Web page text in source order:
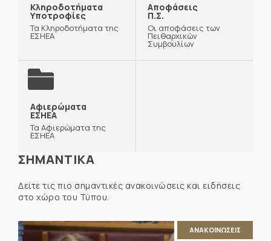
Κληροδοτήματα
Υποτροφίες
Τα Κληροδοτήματα της
ΕΣΗΕΑ
Αποφάσεις
Π.Σ.
Οι αποφάσεις των
Πειθαρχικών
Συμβουλίων
Αφιερώματα
ΕΣΗΕΑ
Τα Αφιερώματα της
ΕΣΗΕΑ
ΣΗΜΑΝΤΙΚΑ
Δείτε τις πιο σημαντικές ανακοινώσεις και ειδήσεις
στο χώρο του Τύπου.
ΑΝΑΚΟΙΝΩΣΕΙΣ